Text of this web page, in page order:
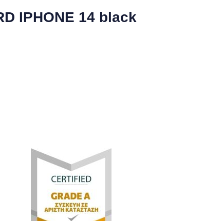
IPHONE 14 black